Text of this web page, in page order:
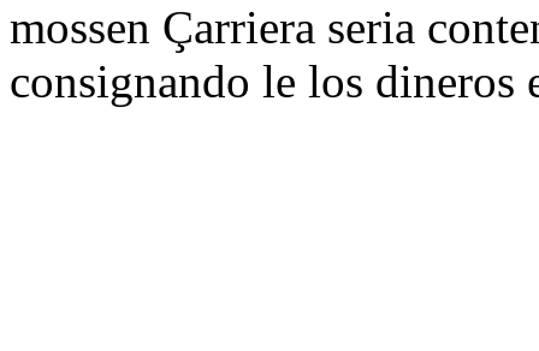
mossen Çarriera seria
consignando le los dineros